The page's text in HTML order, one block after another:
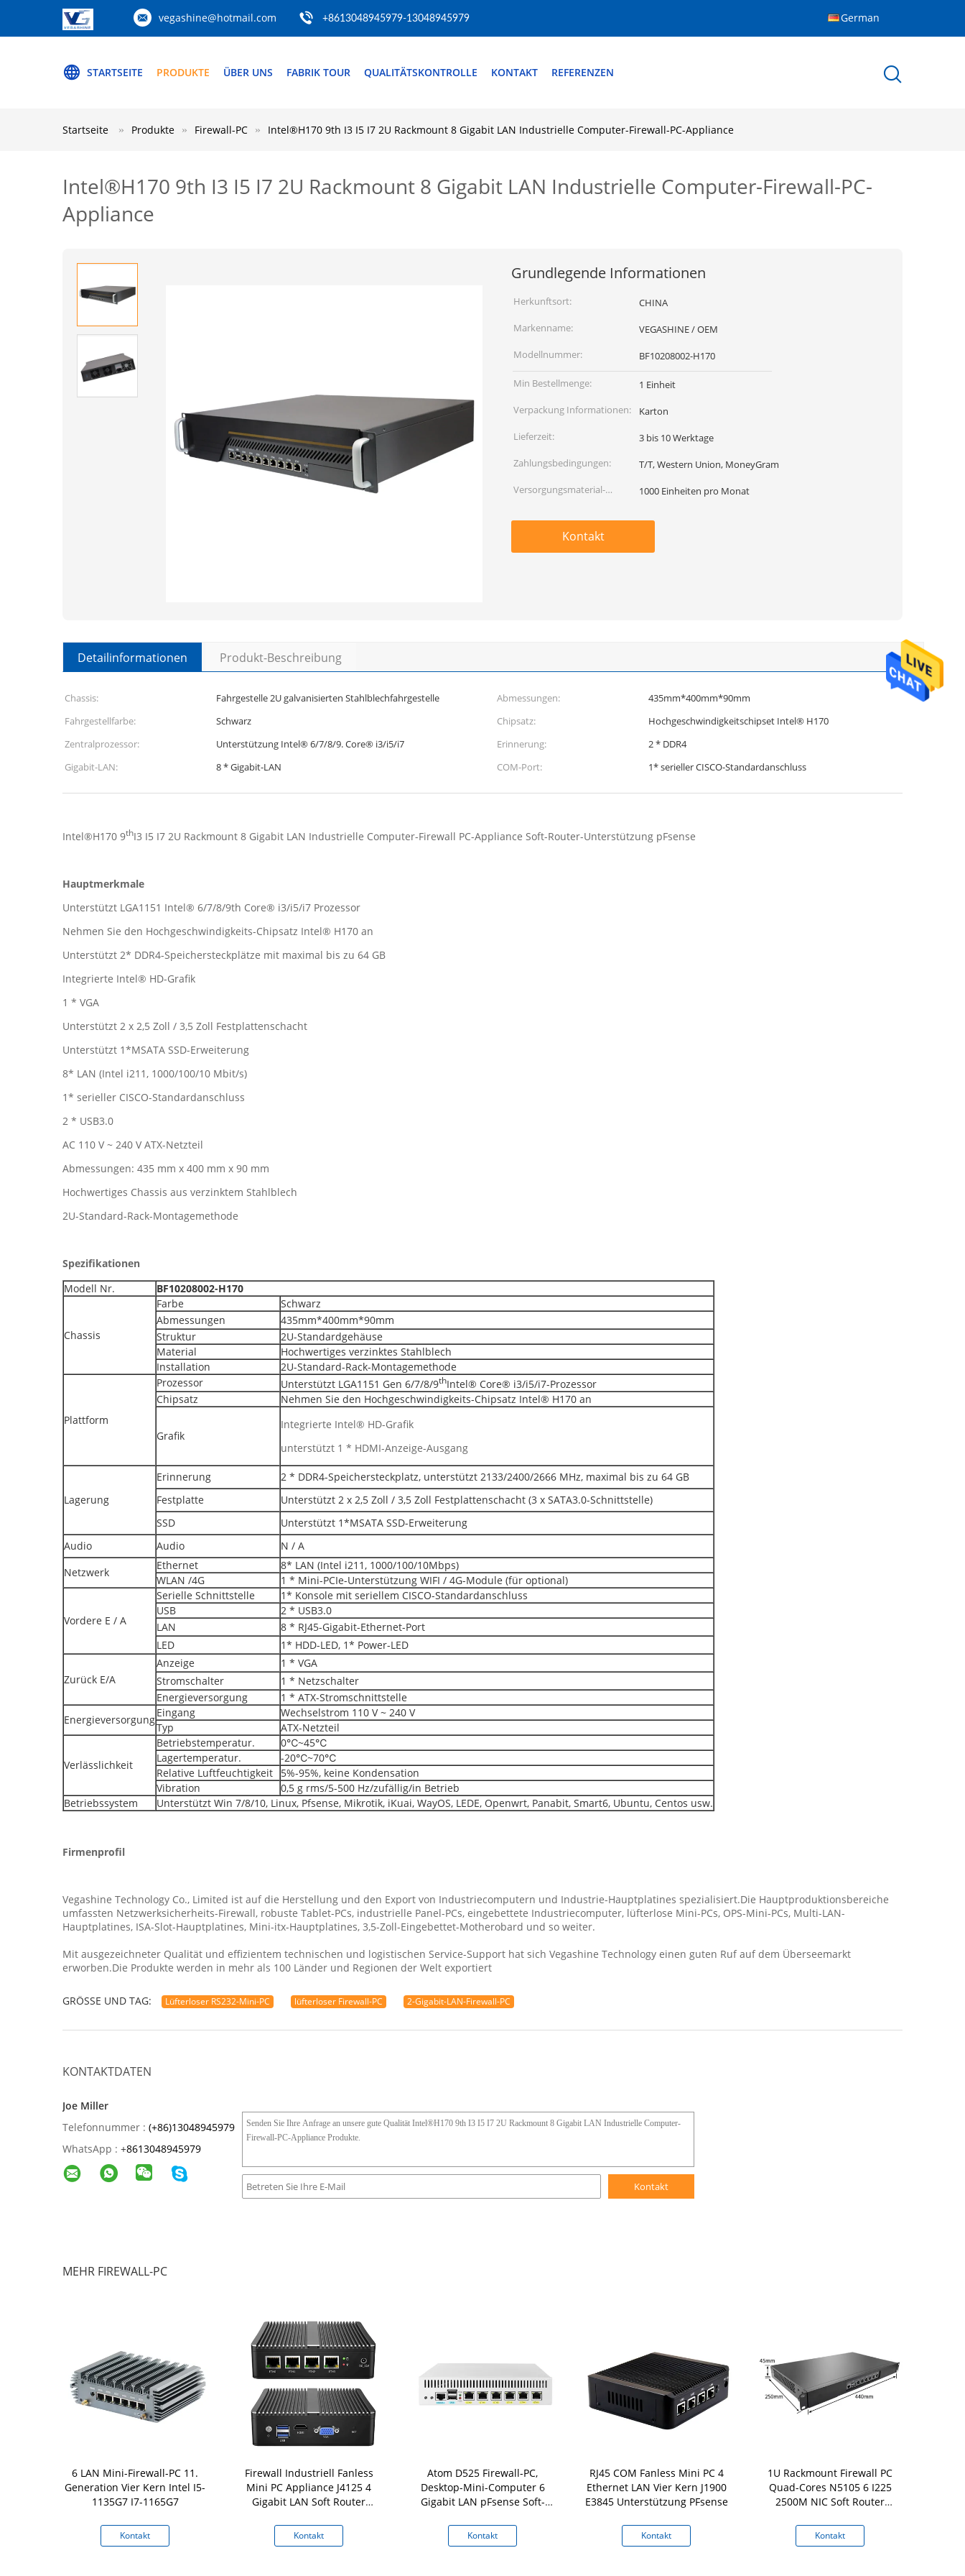
vegashine@hotmail.com +8613048945979-13048945979 German
STARTSEITE PRODUKTE ÜBER UNS FABRIK TOUR QUALITÄTSKONTROLLE KONTAKT REFERENZEN
Startseite Produkte Firewall-PC Intel®H170 9th I3 I5 I7 2U Rackmount 8 Gigabit LAN Industrielle Computer-Firewall-PC-Appliance
Intel®H170 9th I3 I5 I7 2U Rackmount 8 Gigabit LAN Industrielle Computer-Firewall-PC-
Appliance
Grundlegende Informationen
Herkunftsort:
CHINA
Markenname:
VEGASHINE / OEM
Modellnummer:
BF10208002-H170
Min Bestellmenge:
1 Einheit
Verpackung Informationen:
Karton
Lieferzeit:
3 bis 10 Werktage
Zahlungsbedingungen:
T/T, Western Union, MoneyGram
Versorgungsmaterial-
1000 Einheiten pro Monat
Kontakt
Detailinformationen Produkt-Beschreibung
Chassis: Fahrgestelle 2U galvanisierten Stahlblechfahrgestelle Abmessungen:
435mm*400mm*90mm
Fahrgestellfarbe:
Schwarz Chipsatz:
Hochgeschwindigkeitschipset Intel® H170
Zentralprozessor:
Unterstützung Intel® 6/7/8/9. Core® i3/i5/i7 Erinnerung:
2 * DDR4
Gigabit-LAN:
8 * Gigabit-LAN COM-Port: 1* serieller CISCO-Standardanschluss
Intel®H170 9thI3 I5 I7 2U Rackmount 8 Gigabit LAN Industrielle Computer-Firewall PC-Appliance Soft-Router-Unterstützung pFsense
Hauptmerkmale
Unterstützt LGA1151 Intel® 6/7/8/9th Core® i3/i5/i7 Prozessor
Nehmen Sie den Hochgeschwindigkeits-Chipsatz Intel® H170 an
Unterstützt 2* DDR4-Speichersteckplätze mit maximal bis zu 64 GB
Integrierte Intel® HD-Grafik
1 * VGA
Unterstützt 2 x 2,5 Zoll / 3,5 Zoll Festplattenschacht
Unterstützt 1*MSATA SSD-Erweiterung
8* LAN (Intel i211, 1000/100/10 Mbit/s)
1* serieller CISCO-Standardanschluss
2 * USB3.0
AC 110 V ~ 240 V ATX-Netzteil
Abmessungen: 435 mm x 400 mm x 90 mm
Hochwertiges Chassis aus verzinktem Stahlblech
2U-Standard-Rack-Montagemethode
Spezifikationen
Modell Nr.
BF10208002-H170
Chassis
Farbe
Schwarz
Abmessungen
435mm*400mm*90mm
Struktur
2U-Standardgehäuse
Material
Hochwertiges verzinktes Stahlblech
Installation
2U-Standard-Rack-Montagemethode
Plattform
Prozessor Unterstützt LGA1151 Gen 6/7/8/9thIntel® Core® i3/i5/i7-Prozessor
Chipsatz
Nehmen Sie den Hochgeschwindigkeits-Chipsatz Intel® H170 an
Grafik
Integrierte Intel® HD-Grafik
unterstützt 1 * HDMI-Anzeige-Ausgang
Lagerung
Erinnerung
2 * DDR4-Speichersteckplatz, unterstützt 2133/2400/2666 MHz, maximal bis zu 64 GB
Festplatte
Unterstützt 2 x 2,5 Zoll / 3,5 Zoll Festplattenschacht (3 x SATA3.0-Schnittstelle)
SSD
Unterstützt 1*MSATA SSD-Erweiterung
Audio
Audio
N / A
Netzwerk
Ethernet
8* LAN (Intel i211, 1000/100/10Mbps)
WLAN /4G
1 * Mini-PCIe-Unterstützung WIFI / 4G-Module (für optional)
Vordere E / A
Serielle Schnittstelle
1* Konsole mit seriellem CISCO-Standardanschluss
USB
2 * USB3.0
LAN
8 * RJ45-Gigabit-Ethernet-Port
LED
1* HDD-LED, 1* Power-LED
Zurück E/A
Anzeige
1 * VGA
Stromschalter
1 * Netzschalter
Energieversorgung
1 * ATX-Stromschnittstelle
Energieversorgung
Eingang
Wechselstrom 110 V ~ 240 V
Typ
ATX-Netzteil
Verlässlichkeit
Betriebstemperatur.
0℃~45℃
Lagertemperatur.
-20℃~70℃
Relative Luftfeuchtigkeit
5%-95%, keine Kondensation
Vibration
0,5 g rms/5-500 Hz/zufällig/in Betrieb
Betriebssystem
Unterstützt Win 7/8/10, Linux, Pfsense, Mikrotik, iKuai, WayOS, LEDE, Openwrt, Panabit, Smart6, Ubuntu, Centos usw.
Firmenprofil
Vegashine Technology Co., Limited ist auf die Herstellung und den Export von Industriecomputern und Industrie-Hauptplatines spezialisiert.Die Hauptproduktionsbereiche
umfassten Netzwerksicherheits-Firewall, robuste Tablet-PCs, industrielle Panel-PCs, eingebettete Industriecomputer, lüfterlose Mini-PCs, OPS-Mini-PCs, Multi-LAN-
Hauptplatines, ISA-Slot-Hauptplatines, Mini-itx-Hauptplatines, 3,5-Zoll-Eingebettet-Motherobard und so weiter.
Mit ausgezeichneter Qualität und effizientem technischen und logistischen Service-Support hat sich Vegashine Technology einen guten Ruf auf dem Überseemarkt
erworben.Die Produkte werden in mehr als 100 Länder und Regionen der Welt exportiert
GRÖSSE UND TAG: Lüfterloser RS232-Mini-PC lüfterloser Firewall-PC 2-Gigabit-LAN-Firewall-PC
KONTAKTDATEN
Joe Miller
Telefonnummer : (+86)13048945979
WhatsApp : +8613048945979
Kontakt
MEHR FIREWALL-PC
6 LAN Mini-Firewall-PC 11.
Generation Vier Kern Intel I5-
1135G7 I7-1165G7
Kontakt
Firewall Industriell Fanless
Mini PC Appliance J4125 4
Gigabit LAN Soft Router
Kontakt
Atom D525 Firewall-PC,
Desktop-Mini-Computer 6
Gigabit LAN pFsense Soft-
Kontakt
RJ45 COM Fanless Mini PC 4
Ethernet LAN Vier Kern J1900
E3845 Unterstützung PFsense
Kontakt
1U Rackmount Firewall PC
Quad-Cores N5105 6 I225
2500M NIC Soft Router
Kontakt